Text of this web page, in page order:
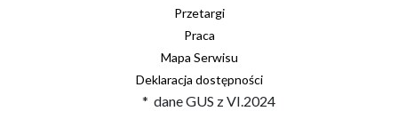
Przetargi
Praca
Mapa Serwisu
Deklaracja dostępności
* dane GUS z VI.2024